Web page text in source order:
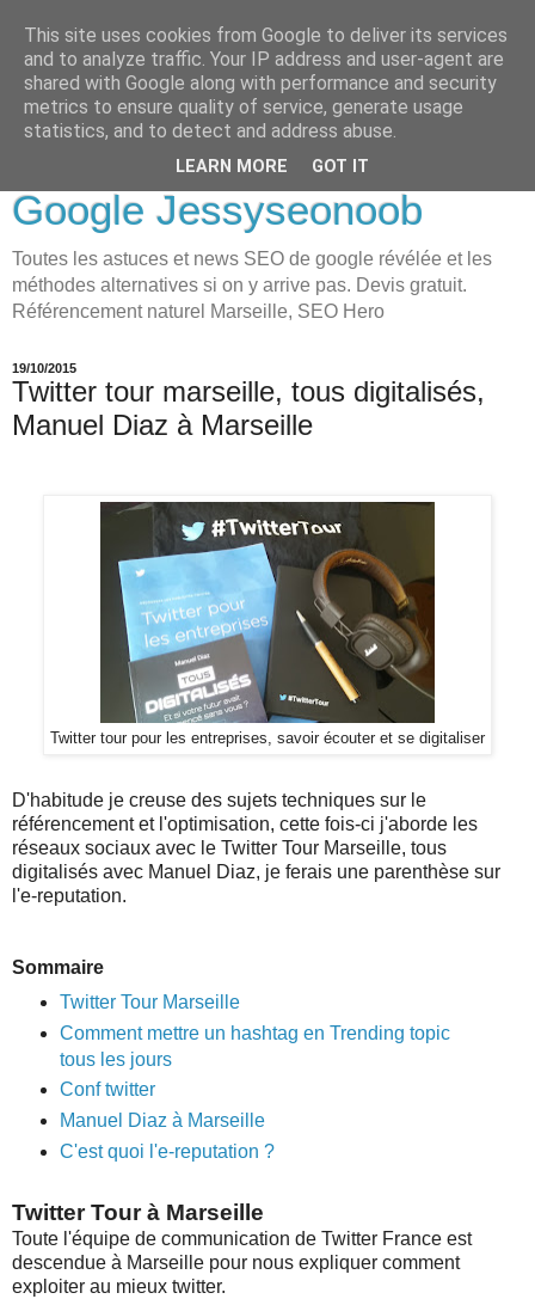
LOVE-MOI
Seo Holistique, Consultant
SEO Marseille visibilité
Google Jessyseonoob
Toutes les astuces et news SEO de google révélée et les
méthodes alternatives si on y arrive pas. Devis gratuit.
Référencement naturel Marseille, SEO Hero
19/10/2015
Twitter tour marseille, tous digitalisés,
Manuel Diaz à Marseille
Twitter tour pour les entreprises, savoir écouter et se digitaliser
D'habitude je creuse des sujets techniques sur le
référencement et l'optimisation, cette fois-ci j'aborde les
réseaux sociaux avec le Twitter Tour Marseille, tous
digitalisés avec Manuel Diaz, je ferais une parenthèse sur
l'e-reputation.
Sommaire
Twitter Tour Marseille
Comment mettre un hashtag en Trending topic
tous les jours
Conf twitter
Manuel Diaz à Marseille
C'est quoi l'e-reputation ?
Twitter Tour à Marseille
Toute l'équipe de communication de Twitter France est
descendue à Marseille pour nous expliquer comment
exploiter au mieux twitter.
This site uses cookies from Google to deliver its services
and to analyze traffic. Your IP address and user-agent are
shared with Google along with performance and security
metrics to ensure quality of service, generate usage
statistics, and to detect and address abuse.
LEARN MORE GOT IT